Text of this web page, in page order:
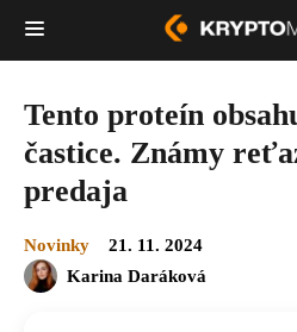
Tento proteín
častice. Známy
predaja
Novinky
21. 11. 2024
Karina Daráková